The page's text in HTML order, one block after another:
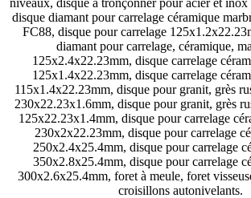
disque diamant pour carrelage céramique
FC88, disque pour carrelage
diamant pour carrelage, céramique,
125x2.4x22.23mm, disque carrelage
125x1.4x22.23mm, disque carrelage
115x1.4x22.23mm, disque pour granit, grès
230x22.23x1.6mm, disque pour granit, grès
125x22.23x1.4mm, disque pour carrelage
230x2x22.23mm, disque pour carrelage
250x2.4x25.4mm, disque pour carrelage
350x2.8x25.4mm, disque pour carrelage
300x2.6x25.4mm, foret à meule, foret
croisillons autonivelants.